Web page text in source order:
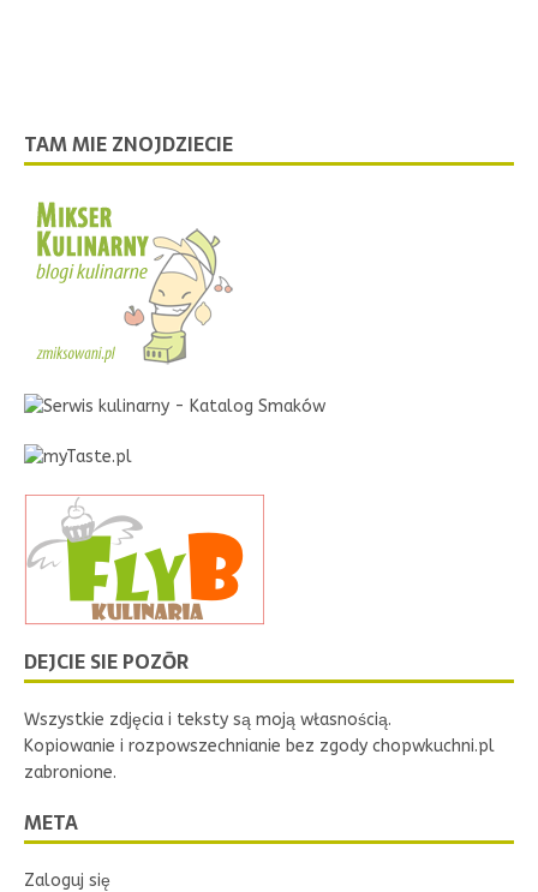
TAM MIE ZNOJDZIECIE
DEJCIE SIE POZŌR
Wszystkie zdjęcia i teksty są moją własnością.
Kopiowanie i rozpowszechnianie bez zgody chopwkuchni.pl
zabronione.
META
Zaloguj się